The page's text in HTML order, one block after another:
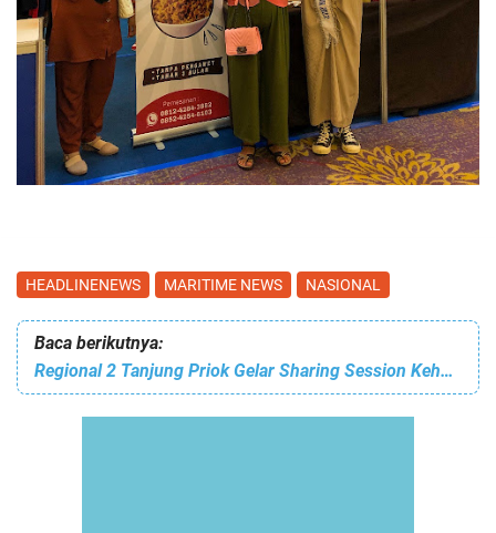
HEADLINENEWS MARITIME NEWS NASIONAL
Baca berikutnya:
Regional 2 Tanjung Priok Gelar Sharing Session Kehumasan